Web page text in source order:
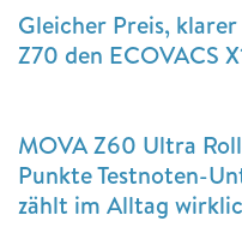
Gleicher Preis,
Z70 den ECOVACS
MOVA Z60 Ultra
Punkte Testnoten-
zählt im Alltag